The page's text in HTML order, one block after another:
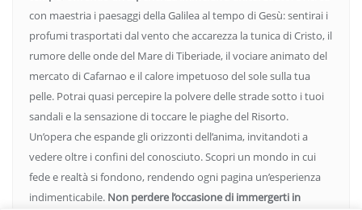
con maestria i paesaggi della Galilea al tempo di Gesù: sentirai i
profumi trasportati dal vento che accarezza la tunica di Cristo, il
rumore delle onde del Mare di Tiberiade, il vociare animato del
mercato di Cafarnao e il calore impetuoso del sole sulla tua
pelle. Potrai quasi percepire la polvere delle strade sotto i tuoi
sandali e la sensazione di toccare le piaghe del Risorto.
Un’opera che espande gli orizzonti dell’anima, invitandoti a
vedere oltre i confini del conosciuto. Scopri un mondo in cui
fede e realtà si fondono, rendendo ogni pagina un’esperienza
indimenticabile. Non perdere l’occasione di immergerti in